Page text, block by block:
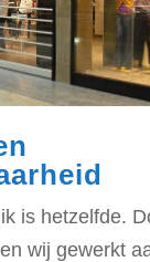
is hetzelfde.
wij gewerkt